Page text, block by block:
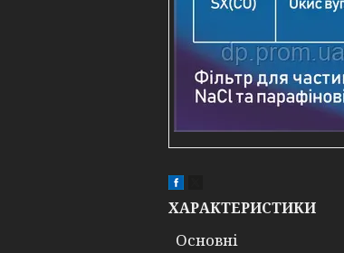
ХАРАКТЕРИСТИКИ
Основні